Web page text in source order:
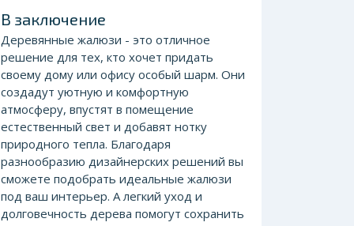
В заключение
Деревянные жалюзи - это отличное
решение для тех, кто хочет придать
своему дому или офису особый шарм. Они
создадут уютную и комфортную
атмосферу, впустят в помещение
естественный свет и добавят нотку
природного тепла. Благодаря
разнообразию дизайнерских решений вы
сможете подобрать идеальные жалюзи
под ваш интерьер. А легкий уход и
долговечность дерева помогут сохранить